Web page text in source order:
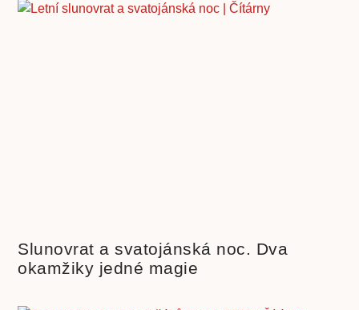
Slunovrat a svatojánská noc. Dva
okamžiky jedné magie